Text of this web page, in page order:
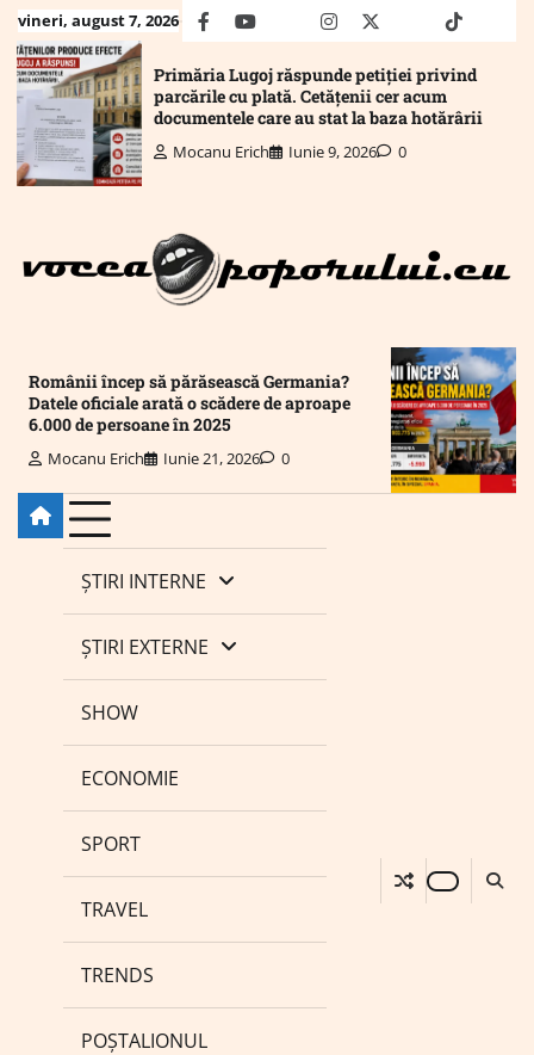
Skip
to
content
vineri, august 7, 2026 facebookyoutubeMailinstagram
twitter truthtiktok
Primăria Lugoj răspunde petiției privind
parcările cu plată. Cetățenii cer acum
documentele care au stat la baza hotărârii
Mocanu Erich Iunie 9, 2026 0
Românii încep să părăsească Germania?
Datele oficiale arată o scădere de aproape
6.000 de persoane în 2025
Mocanu Erich Iunie 21, 2026 0
ȘTIRI INTERNE
ȘTIRI EXTERNE
SHOW
ECONOMIE
SPORT
TRAVEL
TRENDS
POȘTALIONUL